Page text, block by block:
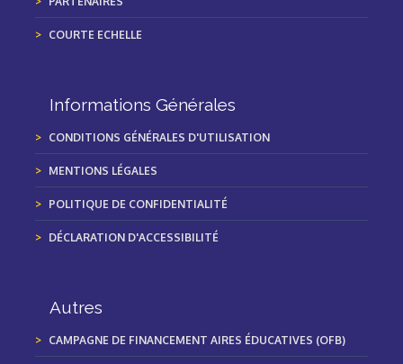
COURTE ECHELLE
Informations Générales
CONDITIONS GÉNÉRALES D'UTILISATION
MENTIONS LÉGALES
POLITIQUE DE CONFIDENTIALITÉ
DÉCLARATION D'ACCESSIBILITÉ
Autres
CAMPAGNE DE FINANCEMENT AIRES ÉDUCATIVES (OFB)